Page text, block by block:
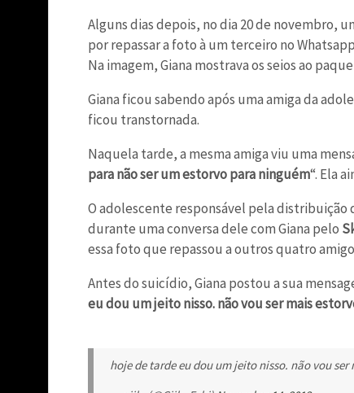
Alguns dias depois, no dia 20 de novembro,
por repassar a foto à um terceiro no
Na imagem, Giana mostrava os seios ao
Giana ficou sabendo após uma amiga da
ficou transtornada.
Naquela tarde, a mesma amiga viu uma
para não ser um estorvo para ninguém“. Ela
O adolescente responsável pela distribuição
durante uma conversa dele com Giana pelo
essa foto que repassou a outros quatro
Antes do suicídio, Giana postou a sua
eu dou um jeito nisso. não vou ser mais
hoje de tarde eu dou um jeito nisso. não vou